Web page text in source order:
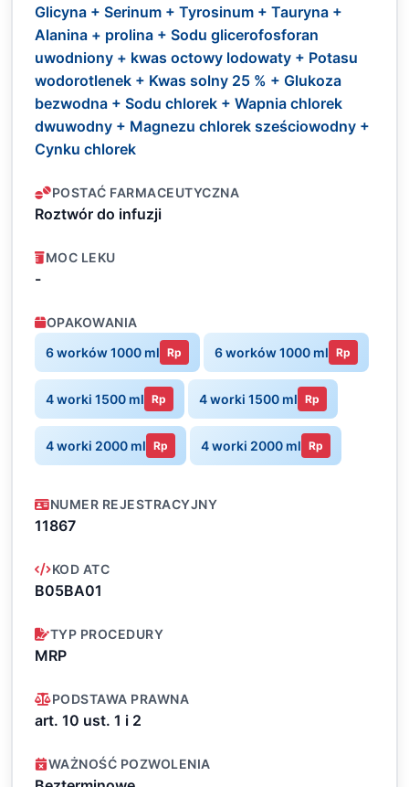
Glicyna + Serinum + Tyrosinum + Tauryna +
Alanina + prolina + Sodu glicerofosforan
uwodniony + kwas octowy lodowaty + Potasu
wodorotlenek + Kwas solny 25 % + Glukoza
bezwodna + Sodu chlorek + Wapnia chlorek
dwuwodny + Magnezu chlorek sześciowodny +
Cynku chlorek
POSTAĆ FARMACEUTYCZNA
Roztwór do infuzji
MOC LEKU
-
OPAKOWANIA
6 worków 1000 ml Rp 6 worków 1000 ml Rp
4 worki 1500 ml Rp 4 worki 1500 ml Rp
4 worki 2000 ml Rp 4 worki 2000 ml Rp
NUMER REJESTRACYJNY
11867
KOD ATC
B05BA01
TYP PROCEDURY
MRP
PODSTAWA PRAWNA
art. 10 ust. 1 i 2
WAŻNOŚĆ POZWOLENIA